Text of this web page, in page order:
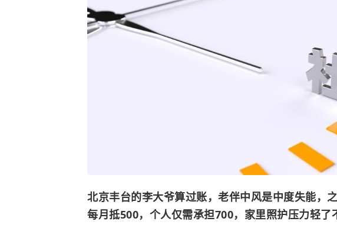
北京丰台的李大爷算过账，老伴中风是中度失能，
每月抵500，个人仅需承担700，家里照护压力轻了